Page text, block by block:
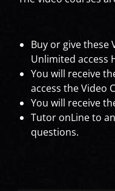
Buy or give these
Unlimited access
You will receive
access the Video
You will receive
Tutor onLine to
questions.